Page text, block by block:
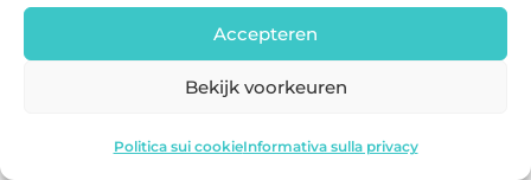
Accepteren
Bekijk voorkeuren
Politica sui cookieInformativa sulla privacy
Engwe X20 Vedi l'offerta